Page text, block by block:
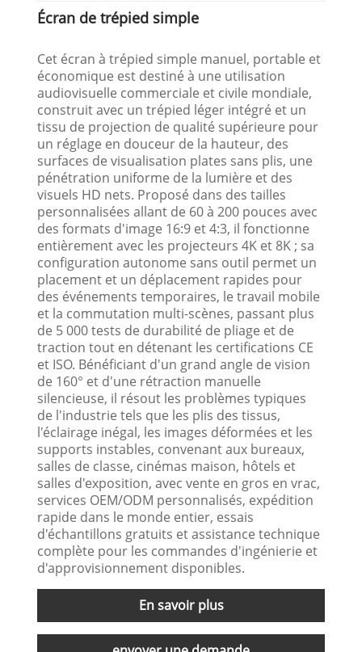
Écran de trépied simple
Cet écran à trépied simple manuel, portable et
économique est destiné à une utilisation
audiovisuelle commerciale et civile mondiale,
construit avec un trépied léger intégré et un
tissu de projection de qualité supérieure pour
un réglage en douceur de la hauteur, des
surfaces de visualisation plates sans plis, une
pénétration uniforme de la lumière et des
visuels HD nets. Proposé dans des tailles
personnalisées allant de 60 à 200 pouces avec
des formats d'image 16:9 et 4:3, il fonctionne
entièrement avec les projecteurs 4K et 8K ; sa
configuration autonome sans outil permet un
placement et un déplacement rapides pour
des événements temporaires, le travail mobile
et la commutation multi-scènes, passant plus
de 5 000 tests de durabilité de pliage et de
traction tout en détenant les certifications CE
et ISO. Bénéficiant d'un grand angle de vision
de 160° et d'une rétraction manuelle
silencieuse, il résout les problèmes typiques
de l'industrie tels que les plis des tissus,
l'éclairage inégal, les images déformées et les
supports instables, convenant aux bureaux,
salles de classe, cinémas maison, hôtels et
salles d'exposition, avec vente en gros en vrac,
services OEM/ODM personnalisés, expédition
rapide dans le monde entier, essais
d'échantillons gratuits et assistance technique
complète pour les commandes d'ingénierie et
d'approvisionnement disponibles.
En savoir plus